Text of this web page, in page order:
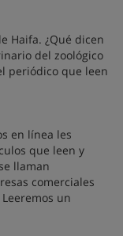
Haifa. ¿Qué dicen
del zoológico
periódico que leen
en línea les
que leen y
llaman
comerciales
un